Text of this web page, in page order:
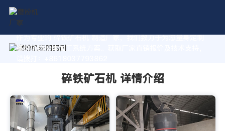
作为专业的 碎铁矿石机 制造厂家，我们致力于为您量身定制
高价值的粉体加工系统方案。获取厂家直销报价及技术支持，
碎铁矿石机 详情介绍